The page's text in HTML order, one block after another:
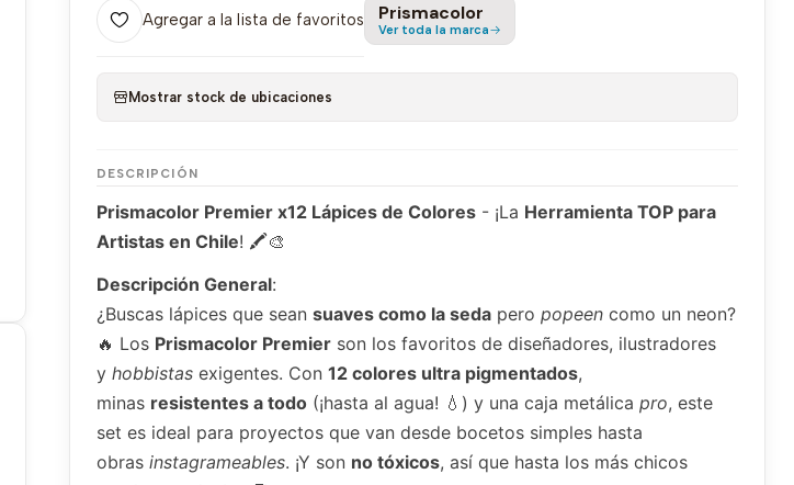
Agregar a la lista de favoritos Prismacolor
Ver toda la marca
Mostrar stock de ubicaciones
DESCRIPCIÓN
Prismacolor Premier x12 Lápices de Colores- ¡La Herramienta TOP para
Artistas en Chile! 🖍️🎨
Descripción General:
¿Buscas lápices que sean suaves como la sedapero popeencomo un neon?
🔥 Los Prismacolor Premierson los favoritos de diseñadores, ilustradores
y hobbistasexigentes. Con 12 colores ultra pigmentados,
minas resistentes a todo(¡hasta al agua! 💧) y una caja metálica pro, este
set es ideal para proyectos que van desde bocetos simples hasta
obras instagrameables. ¡Y son no tóxicos, así que hasta los más chicos